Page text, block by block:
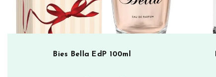
Bies Bella EdP 100ml